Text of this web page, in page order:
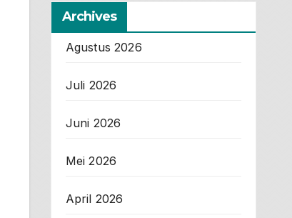
Archives
Agustus 2026
Juli 2026
Juni 2026
Mei 2026
April 2026